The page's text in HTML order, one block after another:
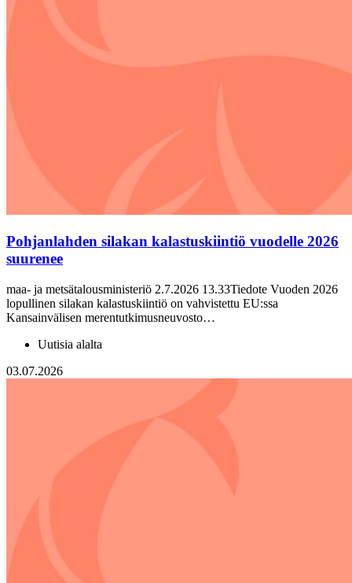
Pohjanlahden silakan kalastuskiintiö vuodelle 2026
suurenee
maa- ja metsätalousministeriö 2.7.2026 13.33Tiedote Vuoden 2026
lopullinen silakan kalastuskiintiö on vahvistettu EU:ssa
Kansainvälisen merentutkimusneuvosto…
Uutisia alalta
03.07.2026